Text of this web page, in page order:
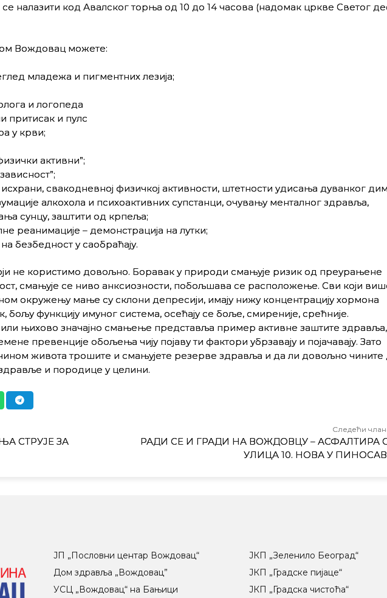
налазити код Авалског торња од 10 до 14 часова (надомак цркве Светог
Вождовац можете:
младежа и пигментних лезија;
и логопеда
притисак и пулс
у крви;
активни”;
исхрани, свакодневној физичкој активности, штетности удисања дуванког
алкохола и психоактивних супстанци, очувању менталног здравља,
сунцу, заштити од крпеља;
реанимације – демонстрација на лутки;
безбедност у саобраћају.
не користимо довољно. Боравак у природи смањује ризик од преурањене
смањује се ниво анксиозности, побољшава се расположење. Сви који
окружењу мање су склони депресији, имају нижу концентрацију хормона
бољу функцију имуног система, осећају се боље, смиреније, срећније.
њихово значајно смањење представља пример активне заштите здравља,
превенције обољења чију појаву ти фактори убрзавају и појачавају. Зато
живота трошите и смањујете резерве здравља и да ли довољно чините
и породице у целини.
СТРУЈЕ ЗА
Следећи
РАДИ СЕ И ГРАДИ НА ВОЖДОВЦУ – АСФАЛТИРА
УЛИЦА 10. НОВА У
ЈП „Пословни центар Вождовац“
Дом здравља „Вождовац”
УСЦ „Вождовац“ на Бањици
ЈКП „Зеленило Београд“
ЈКП „Градске пијаце“
ЈКП „Градска чистоћа“